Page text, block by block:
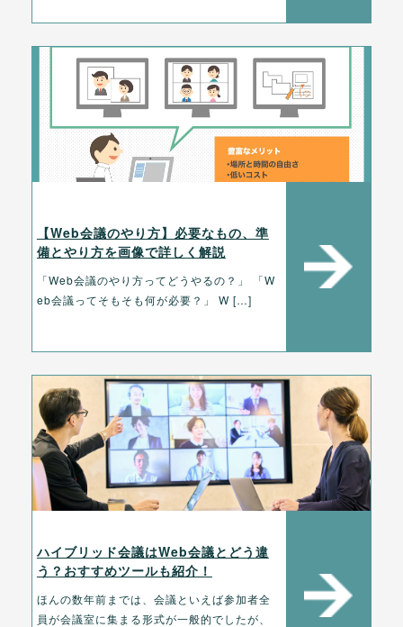
【Web会議のやり方】必要なもの、準
備とやり方を画像で詳しく解説
「Web会議のやり方ってどうやるの？」 「W
eb会議ってそもそも何が必要？」 W […]
ハイブリッド会議はWeb会議とどう違
う？おすすめツールも紹介！
ほんの数年前までは、会議といえば参加者全
員が会議室に集まる形式が一般的でしたが、